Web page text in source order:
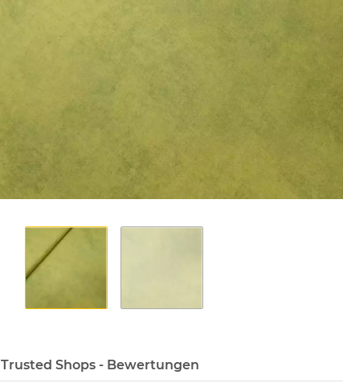
Trusted Shops - Bewertungen